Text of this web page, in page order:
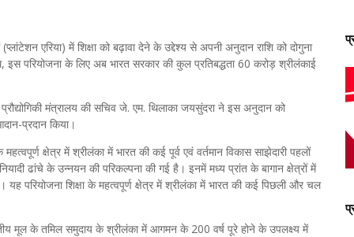
एरिया) में शिक्षा को बढ़ावा देने के उद्देश्य से अपनी अनुदान राशि को दोगुना
परियोजना के लिए अब भारत सरकार की कुल प्रतिबद्धता 60 करोड़ श्रीलंकाई
मंत्रालय की सचिव जे. एम. थिलाका जयसुंदरा ने इस अनुदान को
प्रदान किया।
क्षेत्र में श्रीलंका में भारत की कई पूर्व एवं वर्तमान विकास साझेदारी पहलों
ढांचे के उन्नयन की परिकल्पना की गई है। इनमें मध्य प्रांत के बागान क्षेत्रों में
परियोजना शिक्षा के महत्वपूर्ण क्षेत्र में श्रीलंका में भारत की कई पिछली और चल
मूल के तमिल समुदाय के श्रीलंका में आगमन के 200 वर्ष पूरे होने के उपलक्ष्य में